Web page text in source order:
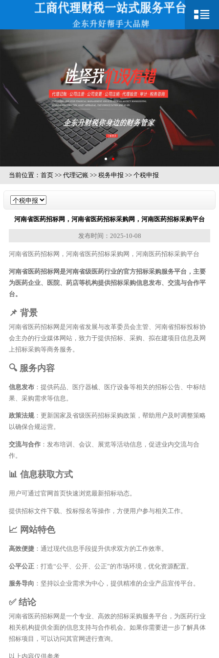
当前位置： 首页>> 代理记账>> 税务申报 >> 个税申报
河南省医药招标网，河南省医药招标采购网，河南医药招标采购平台
发布时间：2025-10-08
河南省医药招标网，河南省医药招标采购网，河南医药招标采购平台
河南省医药招标网是河南省级医药行业的官方招标采购服务平台，主要
为医药企业、医院、药店等机构提供招标采购信息发布、交流与合作平
台。
📌 背景
河南省医药招标网是河南省发展与改革委员会主管、河南省招标投标协
会主办的行业媒体网站，致力于提供招标、采购、拟在建项目信息及网
上招标采购等商务服务。
🔍 服务内容
信息发布：提供药品、医疗器械、医疗设备等相关的招标公告、中标结
果、采购需求等信息。
政策法规：更新国家及省级医药招标采购政策，帮助用户及时调整策略
以确保合规运营。
交流与合作：发布培训、会议、展览等活动信息，促进业内交流与合
作。
📊 信息获取方式
用户可通过官网首页快速浏览最新招标动态。
提供招标文件下载、投标报名等操作，方便用户参与相关工作。
📈 网站特色
高效便捷：通过现代信息手段提升供求双方的工作效率。
公平公正：打造“公平、公开、公正”的市场环境，优化资源配置。
服务导向 ：坚持以企业需求为中心，提供精准的企业产品宣传平台。
✅ 结论
河南省医药招标网是一个专业、高效的招标采购服务平台，为医药行业
相关机构提供全面的信息支持与合作机会。如果你需要进一步了解具体
招标项目，可以访问其官网进行查询。
以上内容仅供参考